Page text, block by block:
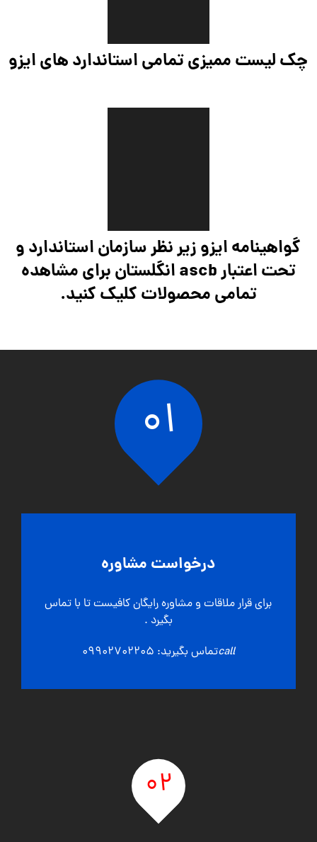
چک لیست ممیزی تمامی استاندارد های ایزو
گواهینامه ایزو زیر نظر سازمان استاندارد و
تحت اعتبار ascb انگلستان برای مشاهده
تمامی محصولات کلیک کنید.
01
درخواست مشاوره
برای قرار ملاقات و مشاوره رایگان کافیست تا با تماس
بگیرد .
callتماس بگیرید: 09902702205
02